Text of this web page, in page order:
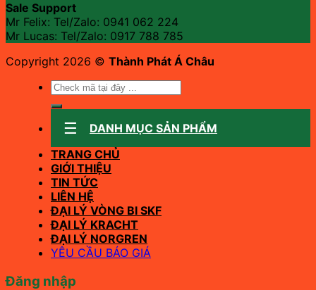
Sale Support
Mr Felix: Tel/Zalo: 0941 062 224
Mr Lucas: Tel/Zalo: 0917 788 785
Copyright 2026 © Thành Phát Á Châu
Tìm
DANH MỤC SẢN PHẨM
TRANG CHỦ
GIỚI THIỆU
TIN TỨC
LIÊN HỆ
ĐẠI LÝ VÒNG BI SKF
ĐẠI LÝ KRACHT
ĐẠI LÝ NORGREN
YÊU CẦU BÁO GIÁ
Đăng nhập